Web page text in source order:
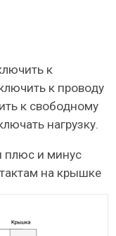
к
к проводу
к свободному
нагрузку.
плюс и минус
на крышке